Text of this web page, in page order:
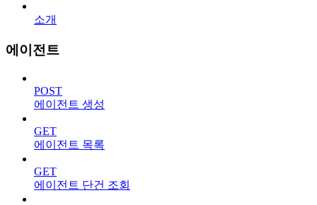
소개
에이전트
POST
에이전트 생성
GET
에이전트 목록
GET
에이전트 단건 조회